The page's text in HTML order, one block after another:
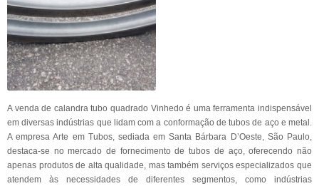
A venda de calandra tubo quadrado Vinhedo é uma ferramenta indispensável
em diversas indústrias que lidam com a conformação de tubos de aço e metal.
A empresa Arte em Tubos, sediada em Santa Bárbara D’Oeste, São Paulo,
destaca-se no mercado de fornecimento de tubos de aço, oferecendo não
apenas produtos de alta qualidade, mas também serviços especializados que
atendem às necessidades de diferentes segmentos, como indústrias